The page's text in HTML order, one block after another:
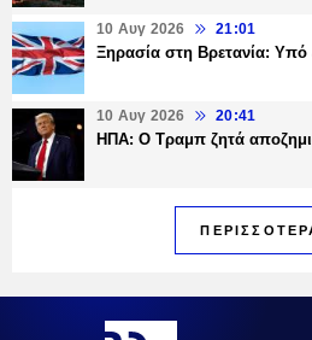
10 Αυγ 2026 21:01
Ξηρασία στη Βρετανία: Υπό
10 Αυγ 2026 20:41
ΗΠΑ: Ο Τραμπ ζητά